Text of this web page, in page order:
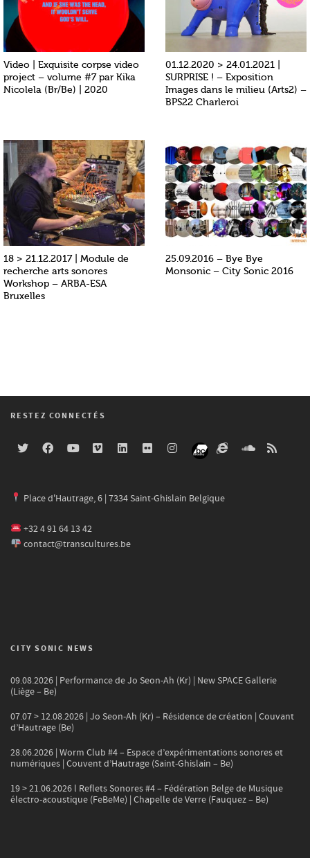
Video | Exquisite corpse video
project – volume #7 par Kika
Nicolela (Br/Be) | 2020
01.12.2020 > 24.01.2021 |
SURPRISE ! – Exposition
Images dans le milieu (Arts2) –
BPS22 Charleroi
18 > 21.12.2017 | Module de
recherche arts sonores
Workshop – ARBA-ESA
Bruxelles
25.09.2016 – Bye Bye
Monsonic – City Sonic 2016
RESTEZ CONNECTÉS
Place d'Hautrage, 6 | 7334 Saint-Ghislain Belgique
+32 4 91 64 13 42
contact@transcultures.be
CITY SONIC NEWS
09.08.2026 | Performance de Jo Seon-Ah (Kr) | New SPACE Gallerie
(Liège – Be)
07.07 > 12.08.2026 | Jo Seon-Ah (Kr) – Résidence de création | Couvant
d’Hautrage (Be)
28.06.2026 | Worm Club #4 – Espace d’expérimentations sonores et
numériques | Couvent d’Hautrage (Saint-Ghislain – Be)
19 > 21.06.2026 l Reflets Sonores #4 – Fédération Belge de Musique
électro-acoustique (FeBeMe) | Chapelle de Verre (Fauquez – Be)